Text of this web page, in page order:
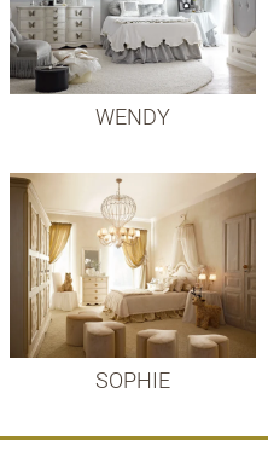
WENDY
SOPHIE